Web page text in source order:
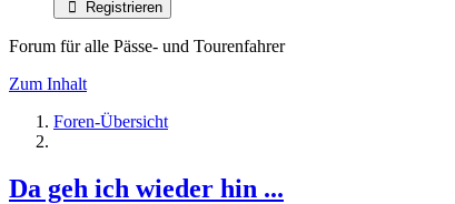
Registrieren
Forum für alle Pässe- und Tourenfahrer
Zum Inhalt
Foren-Übersicht
Da geh ich wieder hin ...